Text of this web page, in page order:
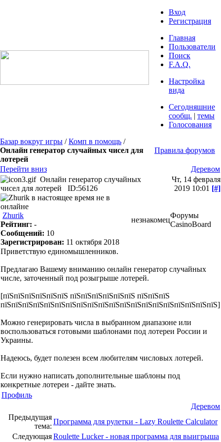
Вход
Регистрация
Главная
Пользователи
Поиск
F.A.Q.
Настройка
вида
Сегодняшние
сообщ. | темы
Голосования
Базар вокруг игры /Комп в помощь /
Онлайн генератор случайных чисел для
лотерей
Правила форумов
Перейти вниз
Деревом
Онлайн генератор случайных
чисел для лотерей
ID:56126
Чт, 14 февраля
2019 10:01 [#]
Zhurik
Рейтинг: -
Сообщений: 10
Зарегистрирован: 11 октября 2018
незнакомец
Форумы
CasinoBoard
Приветствую единомышленников.
Предлагаю Вашему вниманию онлайн генератор случайных
числе, заточенный под розыгрыше лотерей.
[пїЅпїЅпїЅпїЅпїЅпїЅ пїЅпїЅпїЅпїЅпїЅпїЅ пїЅпїЅпїЅ
пїЅпїЅпїЅпїЅпїЅпїЅпїЅпїЅпїЅпїЅпїЅпїЅпїЅпїЅпїЅпїЅпїЅпїЅпїЅпїЅ]
Можно генерировать числа в выбранном диапазоне или
воспользоваться готовыми шаблонами под лотереи России и
Украины.
Надеюсь, будет полезен всем любителям числовых лотерей.
Если нужно написать дополнительные шаблоны под
конкретные лотереи - дайте знать.
Профиль
Деревом
Предыдущая
тема:
Программа для рулетки - Lazy Roulette Calculator
СледующаяRoulette Lucker - новая программа для выигрыша